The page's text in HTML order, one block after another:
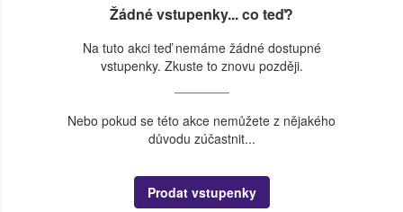
Žádné vstupenky... co teď?
Na tuto akci teď nemáme žádné dostupné
vstupenky. Zkuste to znovu později.
Nebo pokud se této akce nemůžete z nějakého
důvodu zúčastnit...
Prodat vstupenky